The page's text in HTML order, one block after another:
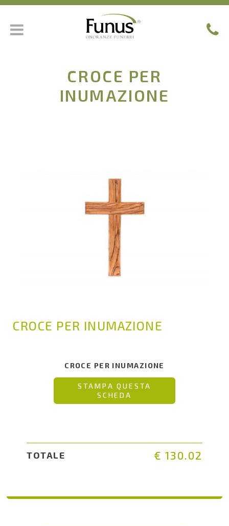
CROCE PER
INUMAZIONE
CROCE PER INUMAZIONE
CROCE PER INUMAZIONE
STAMPA QUESTA
SCHEDA
TOTALE € 130.02